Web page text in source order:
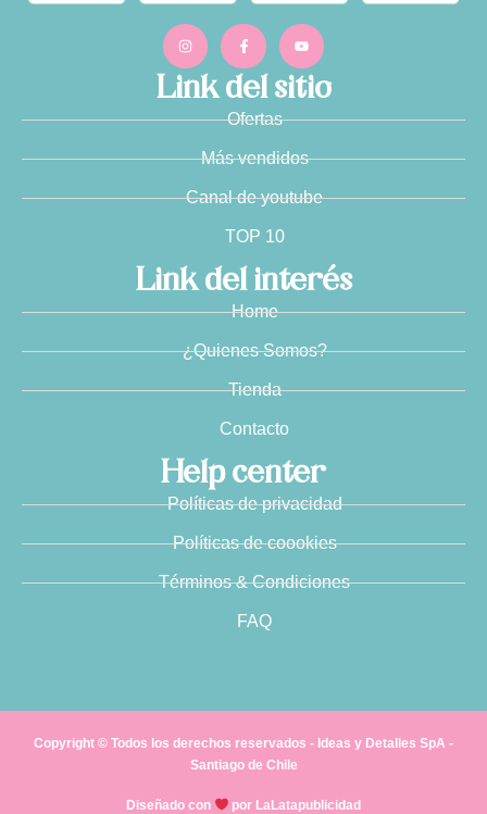
Link del sitio
Ofertas
Más vendidos
Canal de youtube
TOP 10
Link del interés
Home
¿Quienes Somos?
Tienda
Contacto
Help center
Políticas de privacidad
Políticas de coookies
Términos & Condiciones
FAQ
Copyright © Todos los derechos reservados - Ideas y Detalles SpA -
Santiago de Chile
Diseñado con por LaLatapublicidad